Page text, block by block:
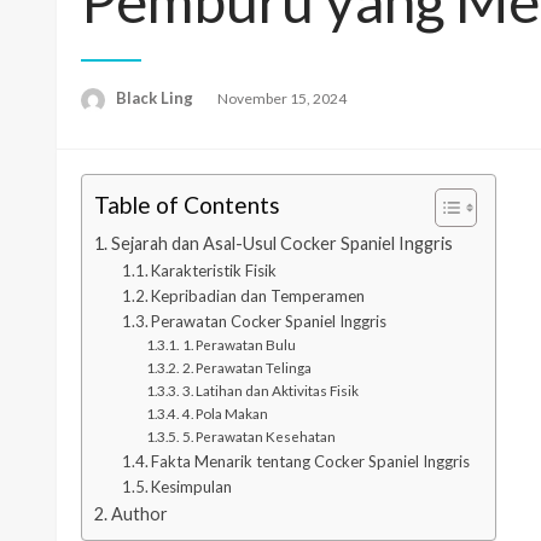
Black Ling
Posted
November 15, 2024
Table of Contents
Sejarah dan Asal-Usul Cocker Spaniel Inggris
Karakteristik Fisik
Kepribadian dan Temperamen
Perawatan Cocker Spaniel Inggris
1. Perawatan Bulu
2. Perawatan Telinga
3. Latihan dan Aktivitas Fisik
4. Pola Makan
5. Perawatan Kesehatan
Fakta Menarik tentang Cocker Spaniel Inggris
Kesimpulan
Author